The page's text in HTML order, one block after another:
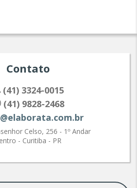
Contato
(41) 3324-0015
(41) 9828-2468
Celso, 256 - 1º Andar
- Curitiba - PR